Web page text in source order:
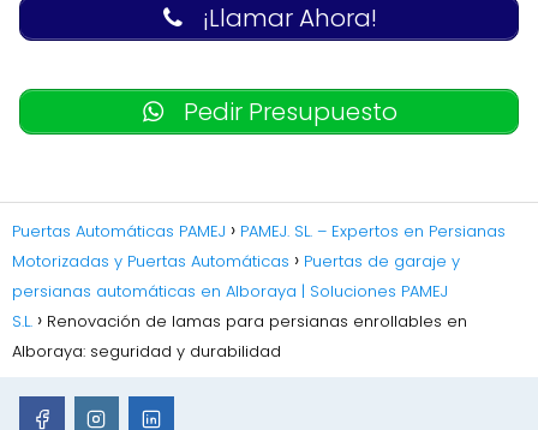
¡Llamar Ahora!
Pedir Presupuesto
Puertas Automáticas PAMEJ
PAMEJ. SL. – Expertos en Persianas
Motorizadas y Puertas Automáticas
Puertas de garaje y
persianas automáticas en Alboraya | Soluciones PAMEJ
S.L.
Renovación de lamas para persianas enrollables en
Alboraya: seguridad y durabilidad